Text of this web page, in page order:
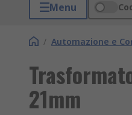
Menu
/ Automazione e
21mm